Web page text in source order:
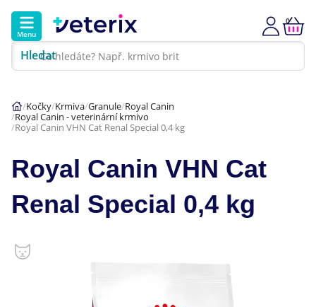
Menu
Hledat
0
Hlavní kategorie
Akce
Psi
Dárkové poukazy
Kočky Krmiva Granule Royal Canin
Royal Canin - veterinární krmivo
Royal Canin VHN Cat Renal Special 0,4 kg
Royal Canin VHN Cat
Renal Special 0,4 kg